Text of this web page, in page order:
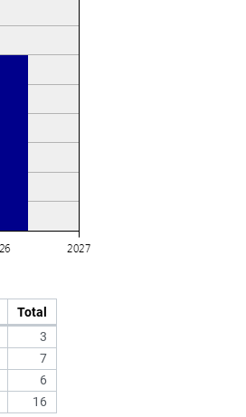
Total
3
7
6
16